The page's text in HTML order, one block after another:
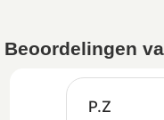
Beoordelingen